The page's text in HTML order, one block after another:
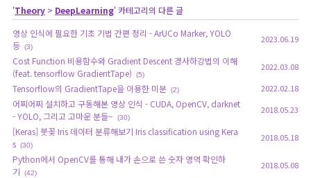
'Theory > DeepLearning' 카테고리의 다른 글
영상 인식에 필요한 기초 기법 간편 정리 - ArUCo Marker, YOLO
등 (3)
2023.06.19
Cost Function 비용함수와 Gradient Descent 경사하강법의 이해
(feat. tensorflow GradientTape)
(5)
2022.03.08
Tensorflow의 GradientTape을 이용한 미분 (2) 2022.02.18
어찌어찌 설치하고 구동해본 영상 인식 - CUDA, OpenCV, darknet
- YOLO, 그리고 고마운 분들~
(30)
2018.05.23
[Keras] 붓꽃 Iris 데이터 분류해보기 Iris classification using Kera
s (30)
2018.05.18
Python에서 OpenCV를 통해 내가 손으로 쓴 숫자 영역 확인하
기
(42)
2018.05.08